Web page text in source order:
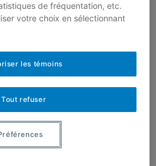
infini où les pièces
elles le souhaitent,
par leurs règles de
: vol. 21.1
,Geneviève Savard
Trahan
de fréquentation, etc.
votre choix en sélectionnant
Tout refuser
les témoins